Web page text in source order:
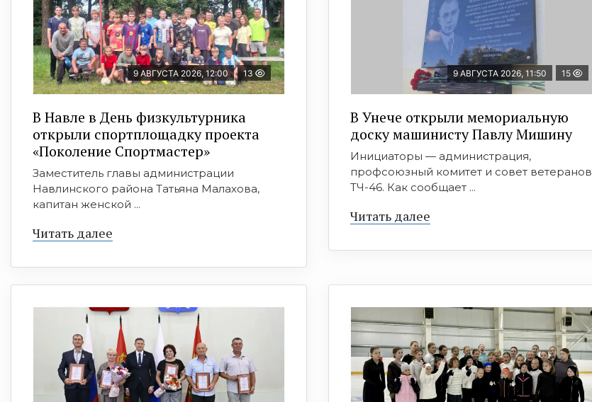
9 АВГУСТА 2026, 12:00 13
В Навле в День физкультурника
открыли спортплощадку проекта
«Поколение Спортмастер»
Заместитель главы администрации
Навлинского района Татьяна Малахова,
капитан женской ...
Читать далее
9 АВГУСТА 2026, 11:50 15
В Унече открыли мемориальную
доску машинисту Павлу Мишину
Инициаторы — администрация,
профсоюзный комитет и совет ветеранов
ТЧ-46. Как сообщает ...
Читать далее